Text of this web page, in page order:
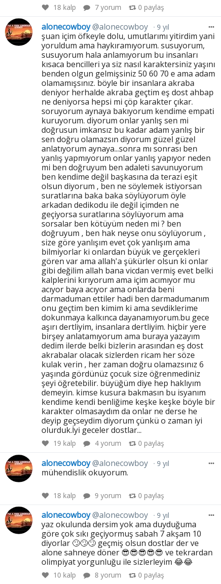
18 kalp 7 yorum 0 paylaş
alonecowboy@alonecowboy 9 yıl
şuan içim öfkeyle dolu, umutlarımı yitirdim yani
yoruldum ama haykıramıyorum. susuyorum,
susuyorum hala anlamıyorum bu insanları
kısaca bencilleri ya siz nasıl karaktersiniz yaşını
benden olgun gelmişsiniz 50 60 70 e ama adam
olamamışsınız. böyle bir insanlara akraba
deniyor herhalde akraba geçtim eş dost ahbap
ne deniyorsa hepsi mi çöp karakter çıkar.
soruyorum aynaya bakıyorum kendime empati
kuruyorum. diyorum onlar yanlış sen mi
doğrusun imkansız bu kadar adam yanlış bir
sen doğru olamazsın diyorum güzel güzel
anlatıyorum aynaya...sonra mı sonrası ben
yanlış yapmıyorum onlar yanlış yapıyor neden
mi ben doğruyum ben adaleti savunuyorum
ben kendime değil başkasına da terazi eşit
olsun diyorum , ben ne söylemek istiyorsan
suratlarına baka baka söylüyorum öyle
arkadan dedikodu ile değil içimden ne
geçiyorsa suratlarına söylüyorum ama
sorsalar ben kötüyüm neden mi ? ben
doğruyum , ben hak neyse onu söylüyorum ,
size göre yanlışım evet çok yanlışım ama
bilmiyorlar ki onlardan büyük ve gerçekleri
gören var ama allah'a şükürler olsun ki onlar
gibi değilim allah bana vicdan vermiş evet belki
kalplerini kırıyorum ama içim acımıyor mu
acıyor baya acıyor ama onlarda beni
darmaduman ettiler hadi ben darmadumanım
onu geçtim ben kimim ki ama sevdiklerime
dokunmaya kalkınca dayanamıyorum.bu gece
aşırı dertliyim, insanlara dertliyim. hiçbir yere
birşey anlatamıyorum ama buraya yazayım
dedim ilerde belki bizlerin arasından eş dost
akrabalar olacak sizlerden ricam her söze
kulak verin , her zaman doğru olamazsınız 6
yaşında gördünüz çocuk size öğrenmediniz
şeyi öğretebilir. büyüğüm diye hep haklıyım
demeyin. kimse kusura bakmasın bu isyanım
kendime kendi benliğime keşke keşke böyle bir
karakter olmasaydım da onlar ne derse he
deyip geçseydim diyorum çünkü o zaman iyi
olurduk.İyi geceler dostlar...
19 kalp 4 yorum 0 paylaş
alonecowboy@alonecowboy 9 yıl
mühendislik okuyorum.
18 kalp 9 yorum 0 paylaş
alonecowboy@alonecowboy 9 yıl
yaz okulunda dersim yok ama duyduğuma
göre çok sıkı geçiyormuş sabah 7 akşam 10
diyorlar 🙄🙄🙄 geçmiş olsun dostlar der ve
alone sahneye döner 😎😎😎😎😎 ve tekrardan
olimpiyat yorgunluğu ile sizlerleyim 😂😂
10 kalp 8 yorum 0 paylaş